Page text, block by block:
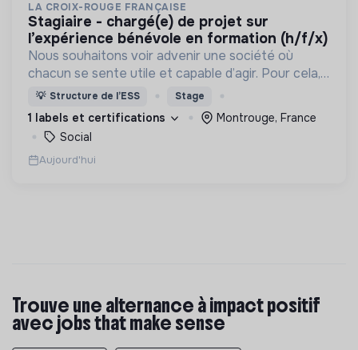
LA CROIX-ROUGE FRANÇAISE
stagiaire - chargé(e) de projet sur
l’expérience bénévole en formation (h/f/x)
Nous souhaitons voir advenir une société où
chacun se sente utile et capable d’agir. Pour cela,
nous proposons des moyens et des lieux
d’engagement innovants et adaptés à tous.
💡 Structure de l’ESS Stage
1 labels et certifications
Montrouge, France
Social
Aujourd'hui
Trouve une alternance à impact positif
avec jobs that make sense